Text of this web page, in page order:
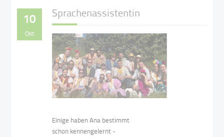
10
Okt
Sprachenassistentin
Einige haben Ana bestimmt
schon kennengelernt -